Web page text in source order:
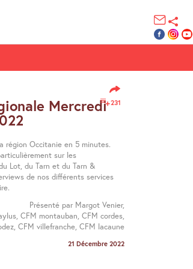
231
Mercredi
région Occitanie en 5 minutes.
sur les
Lot, du Tarn et du Tarn &
de nos différents services
Présenté par Margot Venier,
CFM montauban, CFM cordes,
CFM villefranche, CFM lacaune
21 Décembre 2022